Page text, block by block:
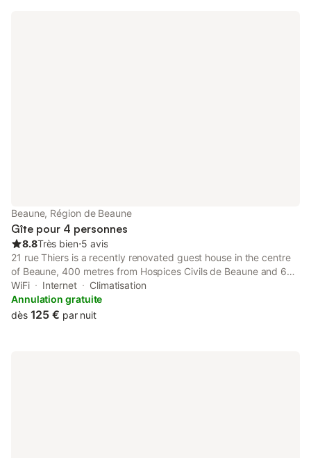
Beaune, Région de Beaune
Gîte pour 4 personnes
8.8Très bien⋅5 avis
21 rue Thiers is a recently renovated guest house in the centre
of Beaune, 400 metres from Hospices Civils de Beaune and 600
metres from Beaune Train Station. The air-conditioned
accommodation is 1.7 km from Beaune Exhibition Centre.
WiFi Internet
Climatisation
Annulation gratuite
dès 125 € par nuit